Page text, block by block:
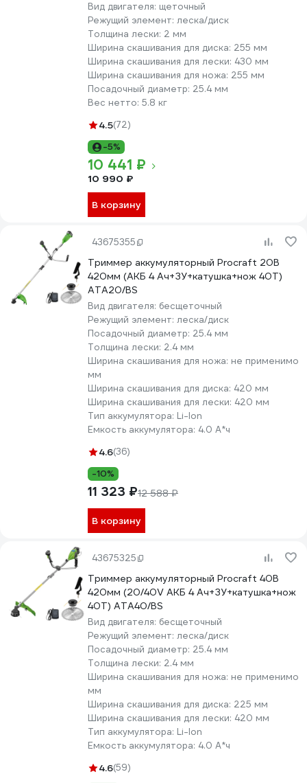
Вид двигателя: щеточный
Режущий элемент: леска/диск
Толщина лески: 2 мм
Ширина скашивания для диска: 255 мм
Ширина скашивания для лески: 430 мм
Ширина скашивания для ножа: 255 мм
Посадочный диаметр: 25.4 мм
Вес нетто: 5.8 кг
4.5(72)
-5%
10 441 ₽
10 990 ₽
В корзину
43675355
Триммер аккумуляторный Procraft 20В
420мм (АКБ 4 Ач+ЗУ+катушка+нож 40Т)
ATA20/BS
Вид двигателя: бесщеточный
Режущий элемент: леска/диск
Посадочный диаметр: 25.4 мм
Толщина лески: 2.4 мм
Ширина скашивания для ножа: не применимо
мм
Ширина скашивания для диска: 420 мм
Ширина скашивания для лески: 420 мм
Тип аккумулятора: Li-lon
Емкость аккумулятора: 4.0 А*ч
4.6(36)
-10%
11 323 ₽12 588 ₽
В корзину
43675325
Триммер аккумуляторный Procraft 40В
420мм (20/40V АКБ 4 Ач+ЗУ+катушка+нож
40Т) ATA40/BS
Вид двигателя: бесщеточный
Режущий элемент: леска/диск
Посадочный диаметр: 25.4 мм
Толщина лески: 2.4 мм
Ширина скашивания для ножа: не применимо
мм
Ширина скашивания для диска: 225 мм
Ширина скашивания для лески: 420 мм
Тип аккумулятора: Li-lon
Емкость аккумулятора: 4.0 А*ч
4.6(59)